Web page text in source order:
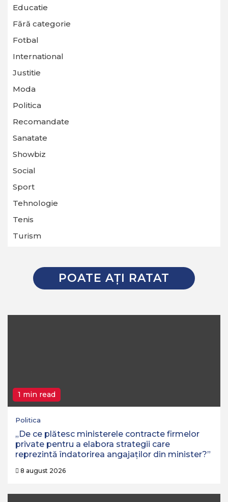
Educatie
Fără categorie
Fotbal
International
Justitie
Moda
Politica
Recomandate
Sanatate
Showbiz
Social
Sport
Tehnologie
Tenis
Turism
POATE AŢI RATAT
1 min read
Politica
„De ce plătesc ministerele contracte firmelor
private pentru a elabora strategii care
reprezintă îndatorirea angajaților din minister?”
8 august 2026